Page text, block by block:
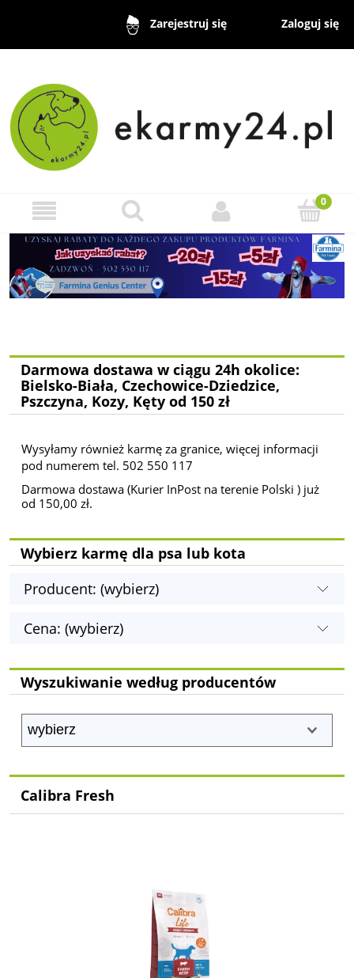
Zarejestruj się Zaloguj się
Darmowa dostawa w ciągu 24h okolice:
Bielsko-Biała, Czechowice-Dziedzice,
Pszczyna, Kozy, Kęty od 150 zł
Wysyłamy również karmę za granice, więcej informacji
pod numerem tel. 502 550 117
Darmowa dostawa (Kurier InPost na terenie Polski ) już
od 150,00 zł.
Wybierz karmę dla psa lub kota
Producent: (wybierz)
Cena: (wybierz)
Wyszukiwanie według producentów
Calibra Fresh